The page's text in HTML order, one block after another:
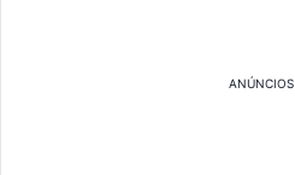
ANÚNCIOS